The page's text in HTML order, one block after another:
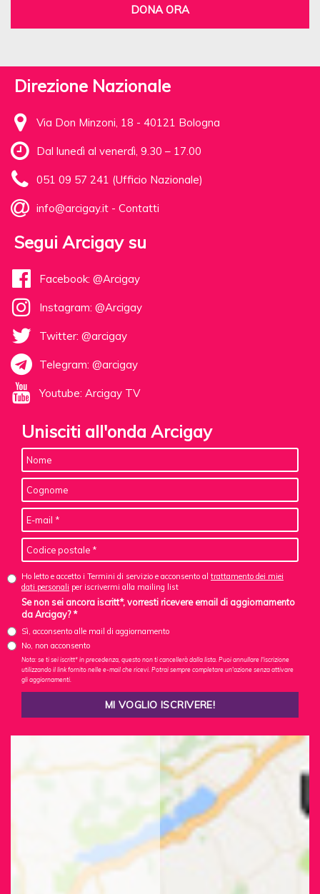
DONA ORA
Direzione Nazionale
Via Don Minzoni, 18 - 40121 Bologna
Dal lunedì al venerdì, 9.30 – 17.00
051 09 57 241 (Ufficio Nazionale)
info@arcigay.it - Contatti
Segui Arcigay su
Facebook: @Arcigay
Instagram: @Arcigay
Twitter: @arcigay
Telegram: @arcigay
Youtube: Arcigay TV
Unisciti all'onda Arcigay
Ho letto e accetto i Termini di servizio e acconsento al trattamento dei miei
dati personali per iscrivermi alla mailing list
Se non sei ancora iscritt*, vorresti ricevere email di aggiornamento
da Arcigay? *
Sì, acconsento alle mail di aggiornamento
No, non acconsento
Nota: se ti sei iscritt* in precedenza, questo non ti cancellerà dalla lista. Puoi annullare l'iscrizione
utilizzando il link fornito nelle e-mail che ricevi. Potrai sempre completare un'azione senza attivare
gli aggiornamenti.